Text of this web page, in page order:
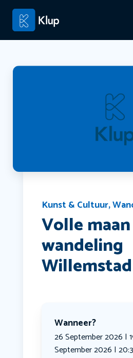
Kunst & Cultuur,
Volle maan
wandeling
Willemstad
Wanneer?
26 September 2026 |
September 2026 |